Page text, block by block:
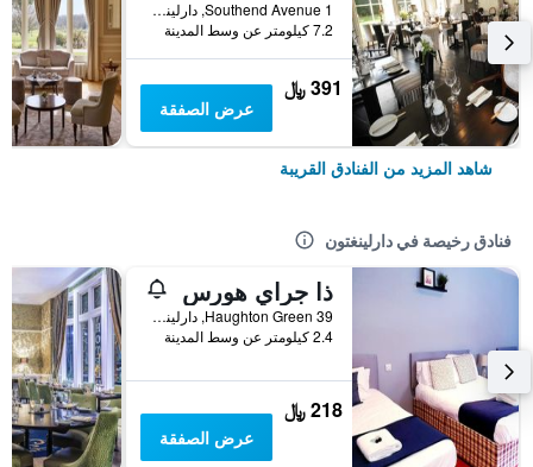
Southend Avenue 1, دارلينغتون, المملكة المتحدة
7.2 كيلومتر عن وسط المدينة
391 ﷼
عرض الصفقة
شاهد المزيد من الفنادق القريبة
فنادق رخيصة في دارلينغتون
ذا جراي هورس
39 Haughton Green, دارلينغتون, المملكة المتحدة
2.4 كيلومتر عن وسط المدينة
218 ﷼
عرض الصفقة